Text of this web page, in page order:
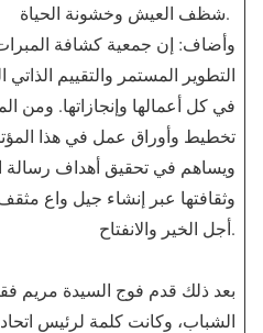
شظف العيش وخشونة الحياة.
وأضاف: إن جمعية كشافة
التطوير المستمر والتقييم
في كل أعمالها وإنجازاتها. ومن
تخطيط وأوراق عمل في هذا
ويساهم في تحقيق أهداف رسالة
وثقافتها عبر إنشاء جيل واع
أجل الخير والانفتاح.
بعد ذلك قدم فوج السيدة مريم
الشباب، وكانت كلمة لرئيس